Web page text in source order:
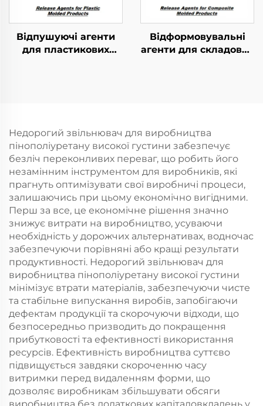
Відпушуючі агенти
для пластикових
Відформовувальні
агенти для складових
Недорогий звільнювач для виробництва
пінополіуретану високої густини забезпечує
безліч переконливих переваг, що робить його
незамінним інструментом для виробників, які
прагнуть оптимізувати свої виробничі процеси,
залишаючись при цьому економічно вигідними.
Перш за все, це економічне рішення значно
знижує витрати на виробництво, усуваючи
необхідність у дорожчих альтернативах, водночас
забезпечуючи порівняні або кращі результати
продуктивності. Недорогий звільнювач для
виробництва пінополіуретану високої густини
мінімізує втрати матеріалів, забезпечуючи чисте
та стабільне випускання виробів, запобігаючи
дефектам продукції та скорочуючи відходи, що
безпосередньо призводить до покращення
прибутковості та ефективності використання
ресурсів. Ефективність виробництва суттєво
підвищується завдяки скороченню часу
витримки перед видаленням форми, що
дозволяє виробникам збільшувати обсяги